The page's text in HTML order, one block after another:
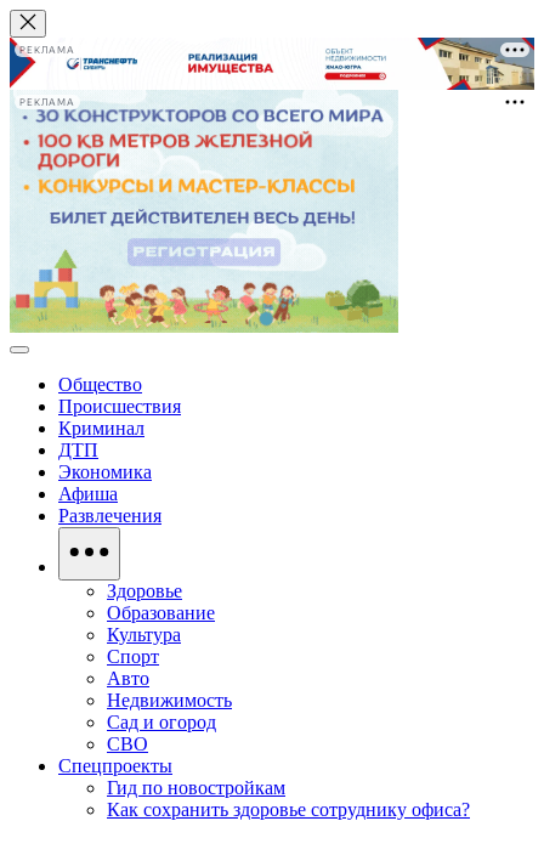
РЕКЛАМА
РЕКЛАМА
Общество
Происшествия
Криминал
ДТП
Экономика
Афиша
Развлечения
Здоровье
Образование
Культура
Спорт
Авто
Недвижимость
Сад и огород
СВО
Спецпроекты
Гид по новостройкам
Как сохранить здоровье сотруднику офиса?